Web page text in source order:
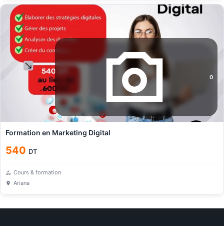
0
Formation en Marketing Digital
540 DT
Cours & formation
Ariana